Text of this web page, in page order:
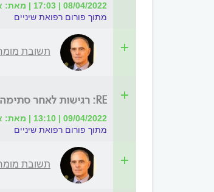
08/04/2022 | 17:03 | מאת: א
מתוך פורום רפואת שיניים
תשובת
RE: רגישות לאחר סתימה עקב נקודת מגע לא תקינה
09/04/2022 | 13:10 | מאת: א
מתוך פורום רפואת שיניים
תשובת